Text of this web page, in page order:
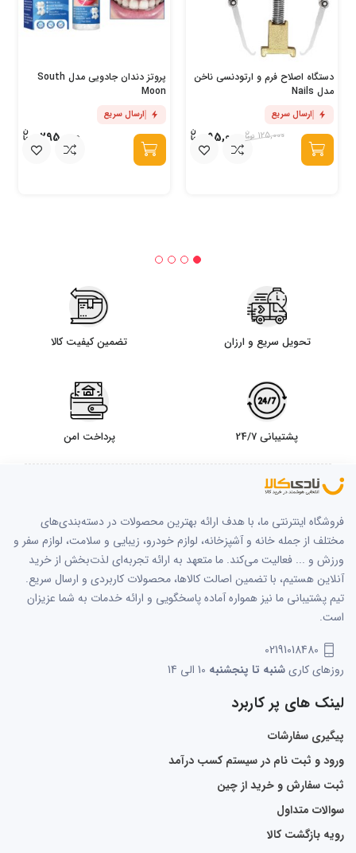
دستگاه اصلاح فرم و ارتودنسی ناخن
مدل Nails
ارسال سریع
125,000
95,000
پروتز دندان جادویی مدل South
Moon
ارسال سریع
295,000
تحویل سریع و ارزان تضمین کیفیت کالا
پشتیبانی 24/7 پرداخت امن
فروشگاه اینترنتی ما، با هدف ارائه بهترین محصولات در دسته‌بندی‌های
مختلف از جمله خانه و آشپزخانه، لوازم خودرو، زیبایی و سلامت، لوازم سفر و
ورزش و ... فعالیت می‌کند. ما متعهد به ارائه تجربه‌ای لذت‌بخش از خرید
آنلاین هستیم، با تضمین اصالت کالاها، محصولات کاربردی و ارسال سریع.
تیم پشتیبانی ما نیز همواره آماده پاسخگویی و ارائه خدمات به شما عزیزان
است.
02191018480
روزهای کاریشنبه تا پنجشنبه
لینک های پر کاربرد
پیگیری سفارشات
ورود و ثبت نام در سیستم کسب درآمد
ثبت سفارش و خرید از چین
سوالات متداول
رویه بازگشت کالا